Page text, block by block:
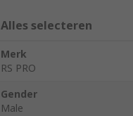
Alles selecteren
Merk
RS PRO
Gender
Male